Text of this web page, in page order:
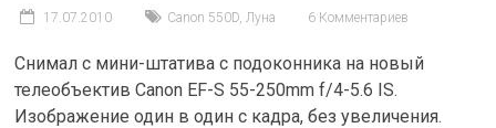
17.07.2010 Canon 550D,Луна 6 Комментариев
Снимал с мини-штатива с подоконника на новый
телеобъектив Canon EF-S 55-250mm f/4-5.6 IS.
Изображение один в один с кадра, без увеличения.